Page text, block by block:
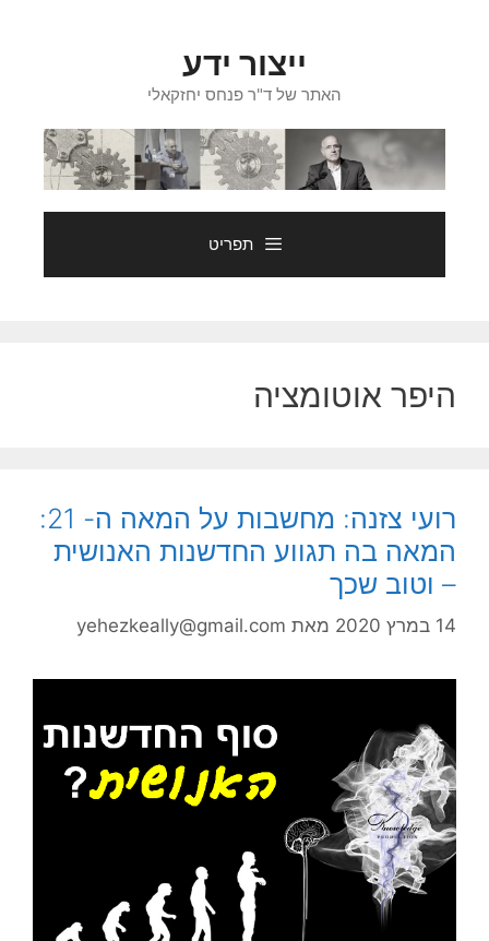
ייצור ידע
האתר של ד"ר פנחס יחזקאלי
תפריט
היפר אוטומציה
רועי צזנה: מחשבות על המאה ה- 21:
המאה בה תגווע החדשנות האנושית
– וטוב שכך
14 במרץ 2020 מאת yehezkeally@gmail.com